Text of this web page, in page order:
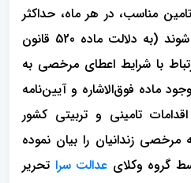
مناسب، در هر ماه، حداکثر
سه روز از مرخصی بهره‌مند شوند (به دلالت ماده 520 قانون
با شرایط اعطای مرخصی به
ماده فوق‌الاشاره و آیین‌نامه
تامینی و تربیتی کشور
زندانیان را بیان نموده
گروه وکلای عدالت سرا تحریر